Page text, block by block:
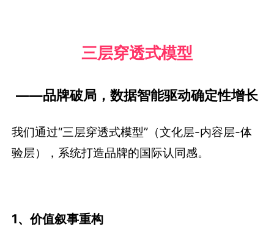
三层穿透式模型
——品牌破局，数据智能驱动确定性增长
我们通过“三层穿透式模型”（文化层-内容层-体
验层），系统打造品牌的国际认同感。
1、价值叙事重构